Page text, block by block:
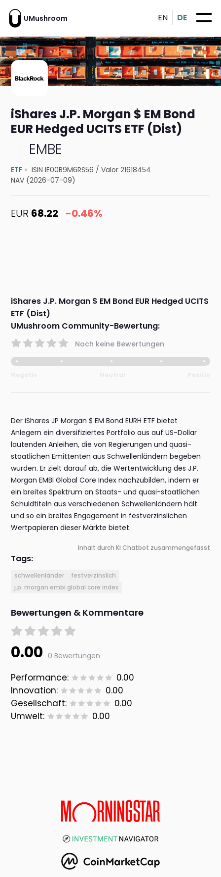
UMushroom EN DE
iShares J.P. Morgan $ EM Bond
EUR Hedged UCITS ETF (Dist)
EMBE
ETF ISIN IE00B9M6RS56 /Valor 21618454
NAV (2026-07-09)
EUR 68.22 -0.46%
iShares J.P. Morgan $ EM Bond EUR Hedged UCITS
ETF (Dist)
UMushroom Community-Bewertung:
Noch keine Bewertungen
Der iShares JP Morgan $ EM Bond EURH ETF bietet
Anlegern ein diversifiziertes Portfolio aus auf US-Dollar
lautenden Anleihen, die von Regierungen und quasi-
staatlichen Emittenten aus Schwellenländern begeben
wurden. Er zielt darauf ab, die Wertentwicklung des J.P.
Morgan EMBI Global Core Index nachzubilden, indem er
ein breites Spektrum an Staats- und quasi-staatlichen
Schuldtiteln aus verschiedenen Schwellenländern hält
und so ein breites Engagement in festverzinslichen
Wertpapieren dieser Märkte bietet.
Inhalt durch KI Chatbot zusammengefasst
Tags:
schwellenländer
festverzinslich
j.p. morgan embi global core index
Bewertungen & Kommentare
0.00 0 Bewertungen
Performance:
0.00
Innovation:
0.00
Gesellschaft:
0.00
Umwelt:
0.00